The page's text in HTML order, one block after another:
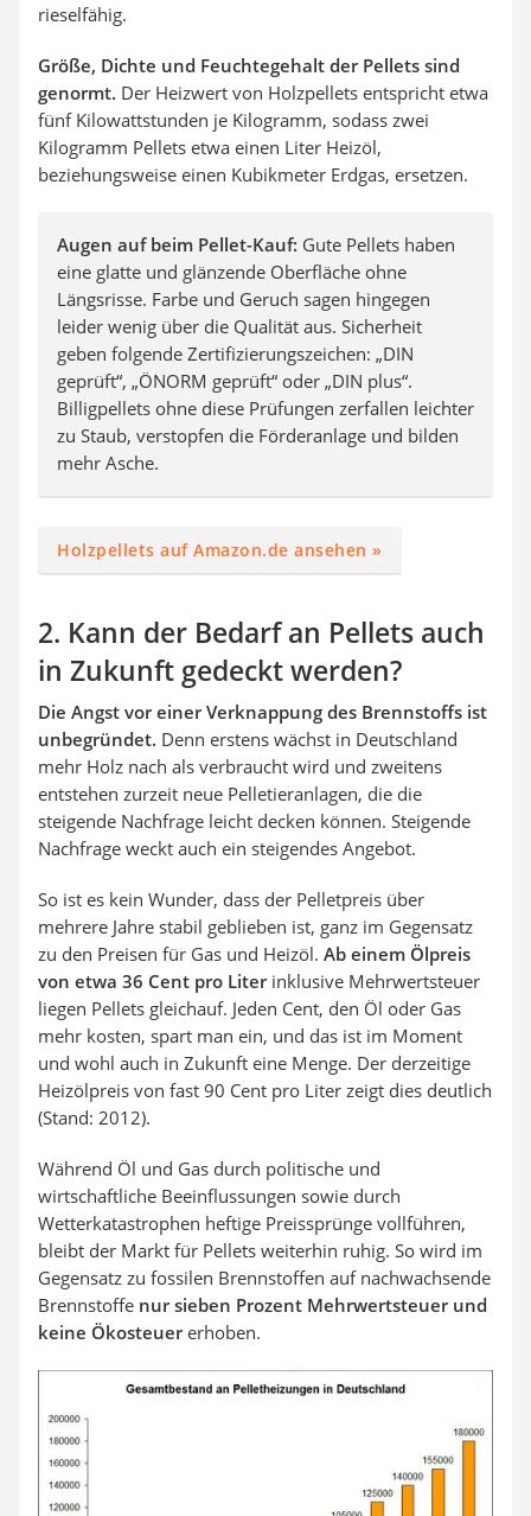
rieselfähig.
Größe, Dichte und Feuchtegehalt der Pellets sind
genormt. Der Heizwert von Holzpellets entspricht etwa
fünf Kilowattstunden je Kilogramm, sodass zwei
Kilogramm Pellets etwa einen Liter Heizöl,
beziehungsweise einen Kubikmeter Erdgas, ersetzen.
Augen auf beim Pellet-Kauf: Gute Pellets haben
eine glatte und glänzende Oberfläche ohne
Längsrisse. Farbe und Geruch sagen hingegen
leider wenig über die Qualität aus. Sicherheit
geben folgende Zertifizierungszeichen: „DIN
geprüft“, „ÖNORM geprüft“ oder „DIN plus“.
Billigpellets ohne diese Prüfungen zerfallen leichter
zu Staub, verstopfen die Förderanlage und bilden
mehr Asche.
Holzpellets auf Amazon.de ansehen »
2. Kann der Bedarf an Pellets auch
in Zukunft gedeckt werden?
Die Angst vor einer Verknappung des Brennstoffs ist
unbegründet. Denn erstens wächst in Deutschland
mehr Holz nach als verbraucht wird und zweitens
entstehen zurzeit neue Pelletieranlagen, die die
steigende Nachfrage leicht decken können. Steigende
Nachfrage weckt auch ein steigendes Angebot.
So ist es kein Wunder, dass der Pelletpreis über
mehrere Jahre stabil geblieben ist, ganz im Gegensatz
zu den Preisen für Gas und Heizöl. Ab einem Ölpreis
von etwa 36 Cent pro Literinklusive Mehrwertsteuer
liegen Pellets gleichauf. Jeden Cent, den Öl oder Gas
mehr kosten, spart man ein, und das ist im Moment
und wohl auch in Zukunft eine Menge. Der derzeitige
Heizölpreis von fast 90 Cent pro Liter zeigt dies deutlich
(Stand: 2012).
Während Öl und Gas durch politische und
wirtschaftliche Beeinflussungen sowie durch
Wetterkatastrophen heftige Preissprünge vollführen,
bleibt der Markt für Pellets weiterhin ruhig. So wird im
Gegensatz zu fossilen Brennstoffen auf nachwachsende
Brennstoffe nur sieben Prozent Mehrwertsteuer und
keine Ökosteuererhoben.